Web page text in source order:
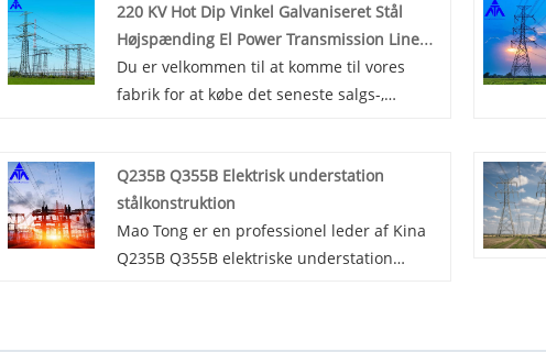
220 KV Hot Dip Vinkel Galvaniseret Stål
Højspænding El Power Transmission Line
Tower
Du er velkommen til at komme til vores
fabrik for at købe det seneste salgs-,
Power Transmission Line Tower, Mao Tong
ser frem til at samarbejde med dig. Mao
Tong bruger aktivt videnskabelige og
tekniske midler til at sikre produktkvalitet
Q235B Q355B Elektrisk understation
stålkonstruktion
Mao Tong er en professionel leder af Kina
Q235B Q355B elektriske understation